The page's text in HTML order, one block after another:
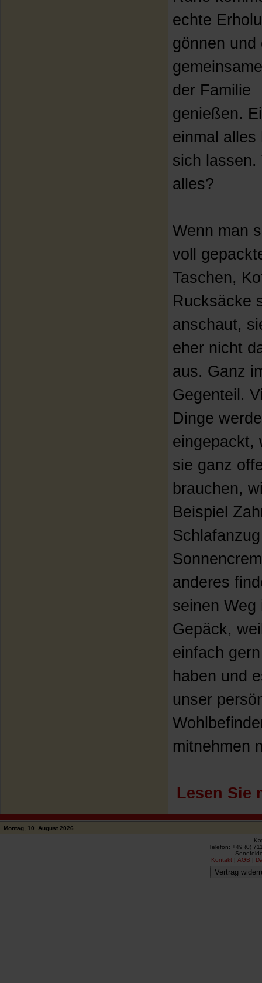
echte
gönnen und
der Familie
genießen.
einmal alles
sich lassen.
alles?
Wenn man
voll
Taschen,
Rucksäcke
anschaut,
eher nicht
aus. Ganz
Gegenteil.
Dinge
eingepackt,
sie ganz
brauchen,
Beispiel
anderes
seinen Weg
Gepäck,
einfach
haben und
unser
mitnehmen
Lesen Sie
Montag, 10. August 2026
Telefon: +49 (0)
Kontakt |AGB |
Vertrag